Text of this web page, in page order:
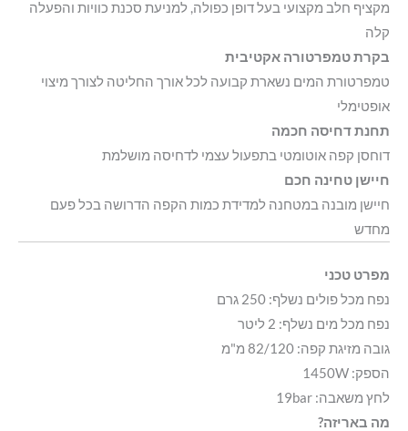
מקציף חלב מקצועי בעל דופן כפולה, למניעת סכנת כוויות והפעלה
קלה
בקרת טמפרטורה אקטיבית
טמפרטורת המים נשארת קבועה לכל אורך החליטה לצורך מיצוי
אופטימלי
תחנת דחיסה חכמה
דוחסן קפה אוטומטי בתפעול עצמי לדחיסה מושלמת
חיישן טחינה חכם
חיישן מובנה במטחנה למדידת כמות הקפה הדרושה בכל פעם
מחדש
מפרט טכני
נפח מכל פולים נשלף: 250 גרם
נפח מכל מים נשלף: 2 ליטר
גובה מזיגת קפה: 82/120 מ"מ
הספק: 1450W
לחץ משאבה: 19bar
מה באריזה?